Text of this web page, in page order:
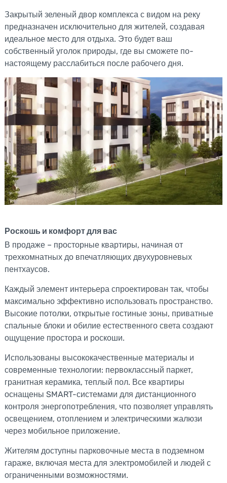
Закрытый зеленый двор комплекса с видом на реку
предназначен исключительно для жителей, создавая
идеальное место для отдыха. Это будет ваш
собственный уголок природы, где вы сможете по-
настоящему расслабиться после рабочего дня.
Роскошь и комфорт для вас
В продаже – просторные квартиры, начиная от
трехкомнатных до впечатляющих двухуровневых
пентхаусов.
Каждый элемент интерьера спроектирован так, чтобы
максимально эффективно использовать пространство.
Высокие потолки, открытые гостиные зоны, приватные
спальные блоки и обилие естественного света создают
ощущение простора и роскоши.
Использованы высококачественные материалы и
современные технологии: первоклассный паркет,
гранитная керамика, теплый пол. Все квартиры
оснащены SMART-системами для дистанционного
контроля энергопотребления, что позволяет управлять
освещением, отоплением и электрическими жалюзи
через мобильное приложение.
Жителям доступны парковочные места в подземном
гараже, включая места для электромобилей и людей с
ограниченными возможностями.